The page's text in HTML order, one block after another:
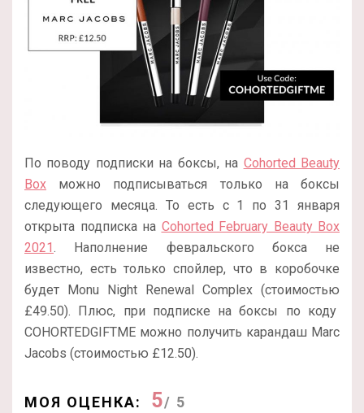
По поводу подписки на боксы, на Cohorted Beauty
Box можно подписываться только на боксы
следующего месяца. То есть с 1 по 31 января
открыта подписка на Cohorted February Beauty Box
2021 . Наполнение февральского бокса не
известно, есть только спойлер, что в коробочке
будет Monu Night Renewal Complex (стоимостью
£49.50). Плюс, при подписке на боксы по коду
COHORTEDGIFTME можно получить карандаш Marc
Jacobs (стоимостью £12.50).
МОЯ ОЦЕНКА: 5/ 5